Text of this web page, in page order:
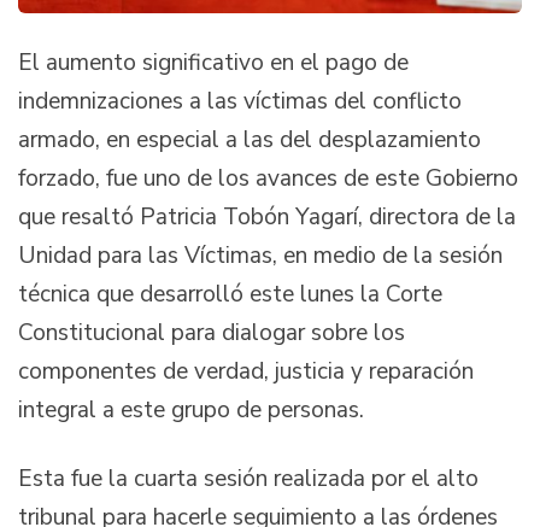
El aumento significativo en el pago de
indemnizaciones a las víctimas del conflicto
armado, en especial a las del desplazamiento
forzado, fue uno de los avances de este Gobierno
que resaltó Patricia Tobón Yagarí, directora de la
Unidad para las Víctimas, en medio de la sesión
técnica que desarrolló este lunes la Corte
Constitucional para dialogar sobre los
componentes de verdad, justicia y reparación
integral a este grupo de personas.
Esta fue la cuarta sesión realizada por el alto
tribunal para hacerle seguimiento a las órdenes